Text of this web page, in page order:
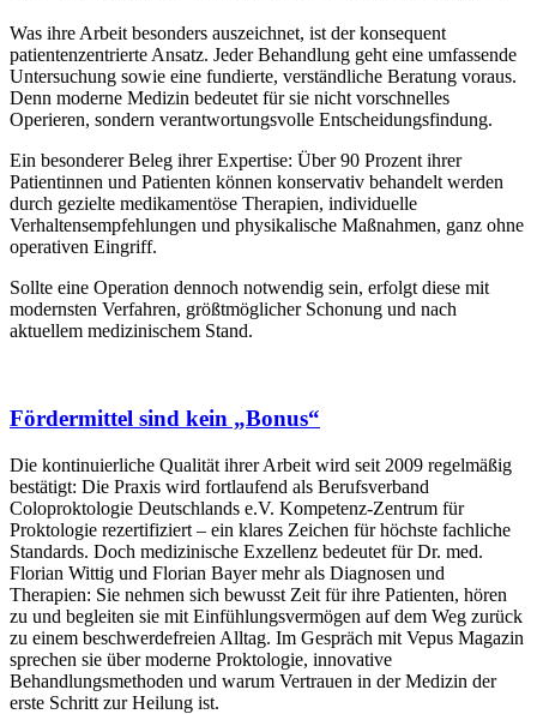
Was ihre Arbeit besonders auszeichnet, ist der konsequent
patientenzentrierte Ansatz. Jeder Behandlung geht eine umfassende
Untersuchung sowie eine fundierte, verständliche Beratung voraus.
Denn moderne Medizin bedeutet für sie nicht vorschnelles
Operieren, sondern verantwortungsvolle Entscheidungsfindung.
Ein besonderer Beleg ihrer Expertise: Über 90 Prozent ihrer
Patientinnen und Patienten können konservativ behandelt werden
durch gezielte medikamentöse Therapien, individuelle
Verhaltensempfehlungen und physikalische Maßnahmen, ganz ohne
operativen Eingriff.
Sollte eine Operation dennoch notwendig sein, erfolgt diese mit
modernsten Verfahren, größtmöglicher Schonung und nach
aktuellem medizinischem Stand.
Fördermittel sind kein „Bonus“
Die kontinuierliche Qualität ihrer Arbeit wird seit 2009 regelmäßig
bestätigt: Die Praxis wird fortlaufend als Berufsverband
Coloproktologie Deutschlands e.V. Kompetenz-Zentrum für
Proktologie rezertifiziert – ein klares Zeichen für höchste fachliche
Standards. Doch medizinische Exzellenz bedeutet für Dr. med.
Florian Wittig und Florian Bayer mehr als Diagnosen und
Therapien: Sie nehmen sich bewusst Zeit für ihre Patienten, hören
zu und begleiten sie mit Einfühlungsvermögen auf dem Weg zurück
zu einem beschwerdefreien Alltag. Im Gespräch mit Vepus Magazin
sprechen sie über moderne Proktologie, innovative
Behandlungsmethoden und warum Vertrauen in der Medizin der
erste Schritt zur Heilung ist.